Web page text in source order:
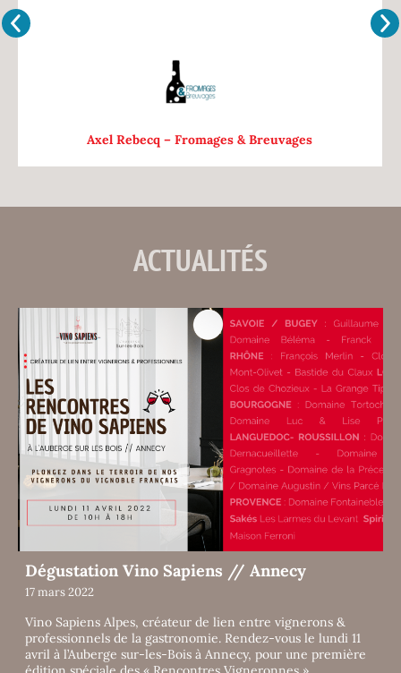
Axel Rebecq – Fromages & Breuvages
ACTUALITÉS
Dégustation Vino Sapiens // Annecy
17 mars 2022
Vino Sapiens Alpes, créateur de lien entre vignerons &
professionnels de la gastronomie. Rendez-vous le lundi 11
avril à l’Auberge sur-les-Bois à Annecy, pour une première